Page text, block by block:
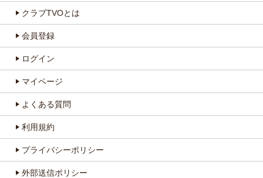
クラブTVOとは
会員登録
ログイン
マイページ
よくある質問
利用規約
プライバシーポリシー
外部送信ポリシー